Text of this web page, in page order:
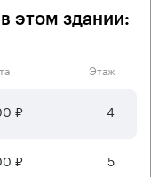
этом здании:
Этаж
₽ 4
₽ 5